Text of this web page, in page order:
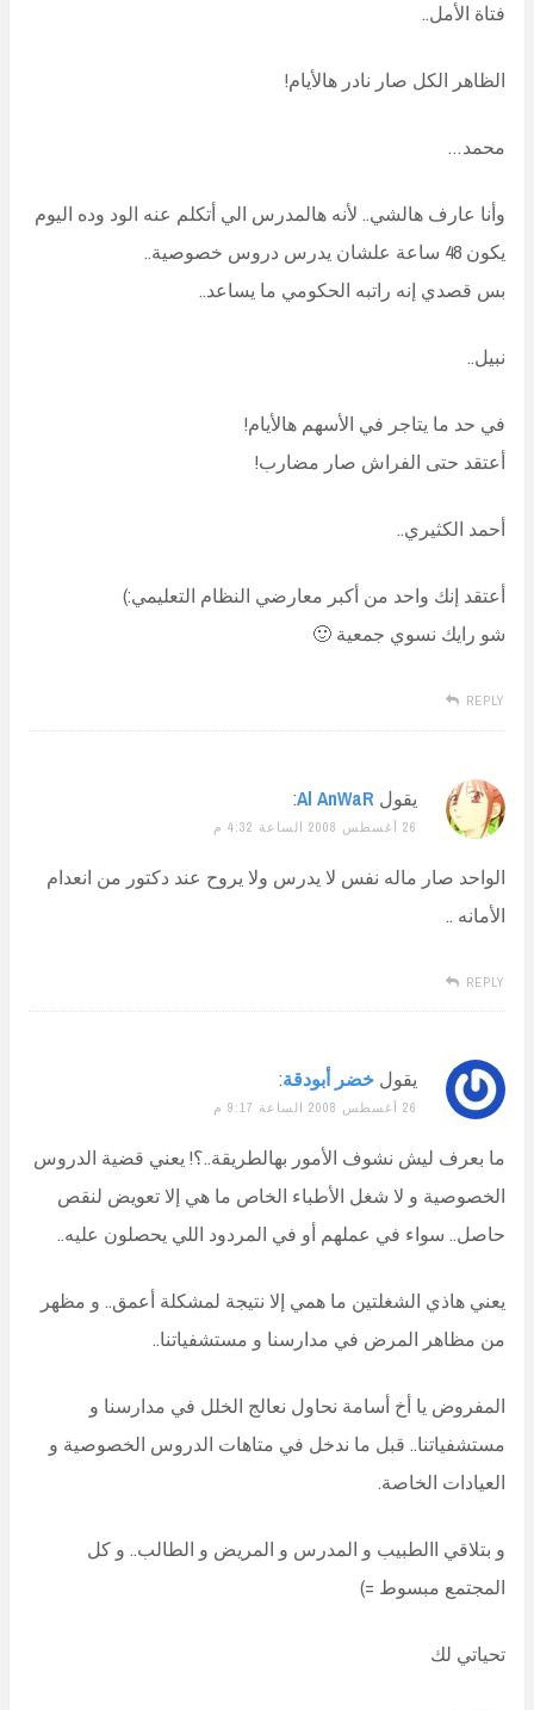
فتاة الأمل..
الظاهر الكل صار نادر هالأيام!
محمد…
وأنا عارف هالشي.. لأنه هالمدرس الي أتكلم عنه الود وده اليوم
يكون 48 ساعة علشان يدرس دروس خصوصية..
بس قصدي إنه راتبه الحكومي ما يساعد..
نبيل..
في حد ما يتاجر في الأسهم هالأيام!
أعتقد حتى الفراش صار مضارب!
أحمد الكثيري..
أعتقد إنك واحد من أكبر معارضي النظام التعليمي:)
شو رايك نسوي جمعية 🙂
REPLY
يقول Al AnWaR
:
26 أغسطس 2008 الساعة 4:32 م
الواحد صار ماله نفس لا يدرس ولا يروح عند دكتور من انعدام
الأمانه ..
REPLY
يقول خضر أبودقة:
26 أغسطس 2008 الساعة 9:17 م
ما بعرف ليش نشوف الأمور بهالطريقة..؟! يعني قضية الدروس
الخصوصية و لا شغل الأطباء الخاص ما هي إلا تعويض لنقص
حاصل.. سواء في عملهم أو في المردود اللي يحصلون عليه..
يعني هاذي الشغلتين ما همي إلا نتيجة لمشكلة أعمق.. و مظهر
من مظاهر المرض في مدارسنا و مستشفياتنا..
المفروض يا أخ أسامة نحاول نعالج الخلل في مدارسنا و
مستشفياتنا.. قبل ما ندخل في متاهات الدروس الخصوصية و
العيادات الخاصة.
و بتلاقي االطبيب و المدرس و المريض و الطالب.. و كل
المجتمع مبسوط =)
تحياتي لك